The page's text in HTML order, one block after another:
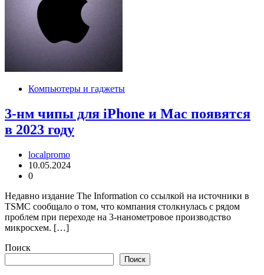
Компьютеры и гаджеты
3-нм чипы для iPhone и Mac появятся
в 2023 году
localpromo
10.05.2024
0
Недавно издание The Information со ссылкой на источники в
TSMC сообщало о том, что компания столкнулась с рядом
проблем при переходе на 3-нанометровое производство
микросхем. […]
Поиск
Поиск